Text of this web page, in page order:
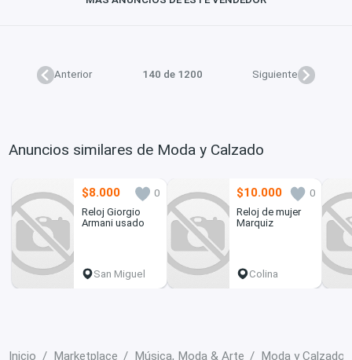
Anterior 140 de 1200 Siguiente
Anuncios similares de Moda y Calzado
$8.000
0
Reloj Giorgio
Armani usado
San Miguel
$10.000
0
Reloj de mujer
Marquiz
Colina
Inicio Marketplace Música, Moda & Arte Moda y Calzado